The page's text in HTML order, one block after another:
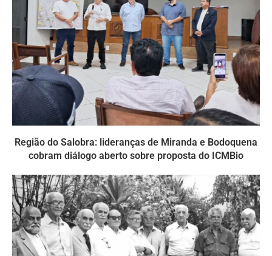
Região do Salobra: lideranças de Miranda e Bodoquena
cobram diálogo aberto sobre proposta do ICMBio